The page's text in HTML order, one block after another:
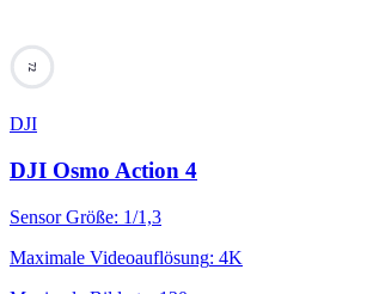
72
DJI
DJI Osmo Action 4
Sensor Größe: 1/1,3
Maximale Videoauflösung: 4K